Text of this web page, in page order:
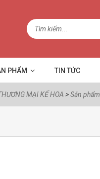
PHẨM TIN TỨC
MẠI KẾ HOA >Sản phẩm